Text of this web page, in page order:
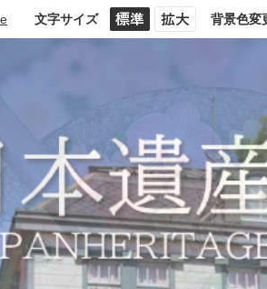
文字サイズ 背景色変